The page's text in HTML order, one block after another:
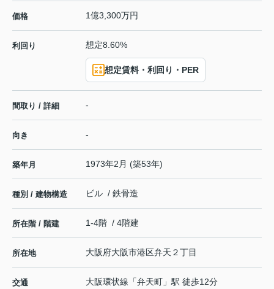
価格 1億3,300万円
利回り 想定8.60%
想定賃料・利回り・PER
間取り / 詳細 -
向き -
築年月 1973年2月 (築53年)
種別 / 建物構造 ビル / 鉄骨造
所在階 / 階建 1-4階 / 4階建
所在地 大阪府大阪市港区弁天 ２丁目
交通 大阪環状線 「弁天町 」駅 徒歩12分